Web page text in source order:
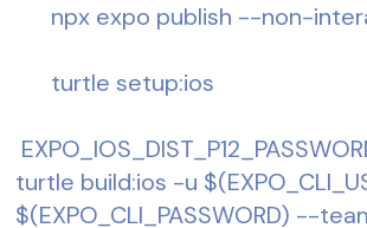
npx expo publish --non-
turtle setup:ios
turtle build:ios -u
$(EXPO_CLI_PASSWORD) --